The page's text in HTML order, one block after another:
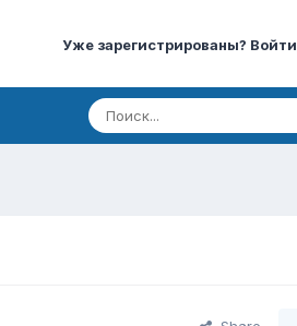
Уже зарегистрированы? Войти